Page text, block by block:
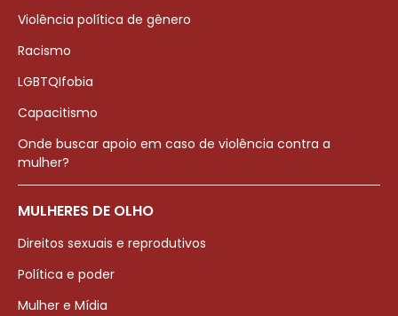
Violência política de gênero
Racismo
LGBTQIfobia
Capacitismo
Onde buscar apoio em caso de violência contra a
mulher?
MULHERES DE OLHO
Direitos sexuais e reprodutivos
Política e poder
Mulher e Mídia